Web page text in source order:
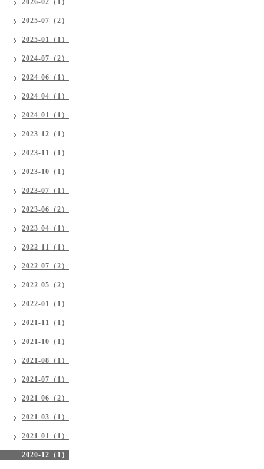
2026-02（1）
2025-07（2）
2025-01（1）
2024-07（2）
2024-06（1）
2024-04（1）
2024-01（1）
2023-12（1）
2023-11（1）
2023-10（1）
2023-07（1）
2023-06（2）
2023-04（1）
2022-11（1）
2022-07（2）
2022-05（2）
2022-01（1）
2021-11（1）
2021-10（1）
2021-08（1）
2021-07（1）
2021-06（2）
2021-03（1）
2021-01（1）
2020-12（1）